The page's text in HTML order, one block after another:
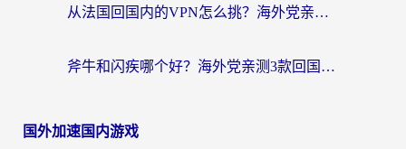
从法国回国内的VPN怎么挑？海外党亲测：稳定、多端、安全才是关键
斧牛和闪疾哪个好？海外党亲测3款回国加速器，教你选到不踩坑的那一款
国外加速国内游戏